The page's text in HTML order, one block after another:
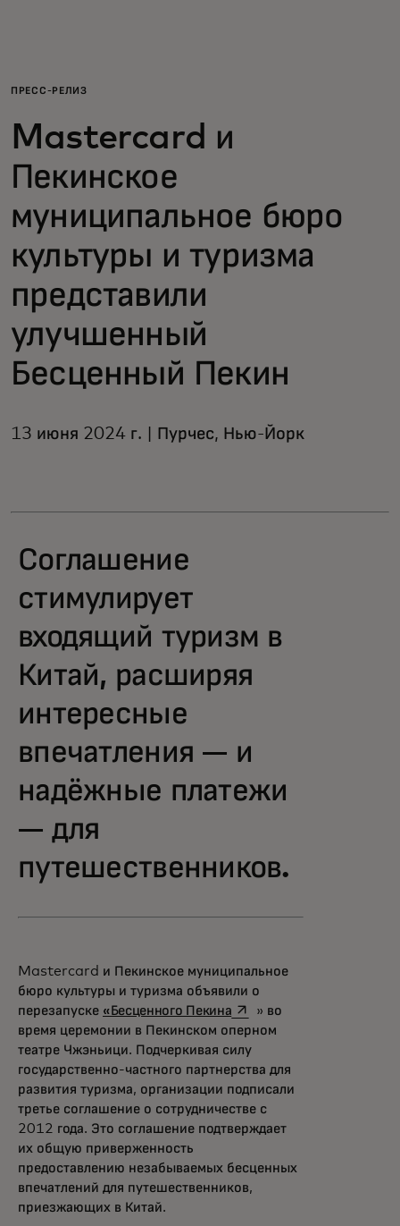
Для бизнеса
Для всего мира
Для новаторов
Новости и тренды
ПРЕСС-РЕЛИЗ
Mastercard и
Пекинское
муниципальное бюро
культуры и туризма
представили
улучшенный
Бесценный Пекин
13 июня 2024 г. | Пурчес, Нью-Йорк
Соглашение
стимулирует
входящий туризм в
Китай, расширяя
интересные
впечатления — и
надёжные платежи
— для
путешественников.
Mastercard и Пекинское муниципальное
бюро культуры и туризма объявили о
перезапуске «Бесценного Пекинаopens in a new tab
» во
время церемонии в Пекинском оперном
театре Чжэньици. Подчеркивая силу
государственно-частного партнерства для
развития туризма, организации подписали
третье соглашение о сотрудничестве с
2012 года. Это соглашение подтверждает
их общую приверженность
предоставлению незабываемых бесценных
впечатлений для путешественников,
приезжающих в Китай.